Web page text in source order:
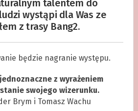
talentem do
wystąpi dla Was ze
z trasy Bang2.
będzie nagranie występu.
z wyrażeniem
swojego wizerunku.
Brym i Tomasz Wachu